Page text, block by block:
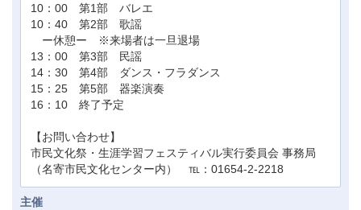
10：00 第1部 バレエ
10：40 第2部 歌謡
ー休憩ー ※来場者は一旦退場
13：00 第3部 民謡
14：30 第4部 ダンス・フラダンス
15：25 第5部 器楽演奏
16：10 終了予定
【お問い合わせ】
市民文化祭・生涯学習フェスティバル実行委員会 事務局
（名寄市民文化センター内） ℡：01654-2-2218
主催